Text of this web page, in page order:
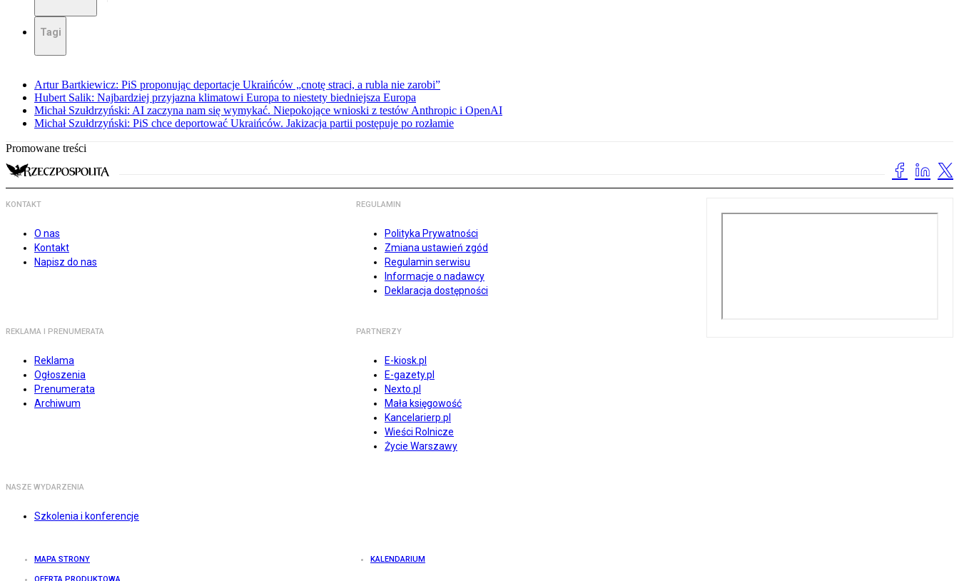
Tagi
Artur Bartkiewicz: PiS proponując deportacje Ukraińców „cnotę straci, a rubla nie zarobi”
Hubert Salik: Najbardziej przyjazna klimatowi Europa to niestety biedniejsza Europa
Michał Szułdrzyński: AI zaczyna nam się wymykać. Niepokojące wnioski z testów Anthropic i OpenAI
Michał Szułdrzyński: PiS chce deportować Ukraińców. Jakizacja partii postępuje po rozłamie
Promowane treści
KONTAKT
O nas
Kontakt
Napisz do nas
REGULAMIN
Polityka Prywatności
Zmiana ustawień zgód
Regulamin serwisu
Informacje o nadawcy
Deklaracja dostępności
REKLAMA I PRENUMERATA
Reklama
Ogłoszenia
Prenumerata
Archiwum
PARTNERZY
E-kiosk.pl
E-gazety.pl
Nexto.pl
Mała księgowość
Kancelarierp.pl
Wieści Rolnicze
Życie Warszawy
NASZE WYDARZENIA
Szkolenia i konferencje
MAPA STRONY KALENDARIUM